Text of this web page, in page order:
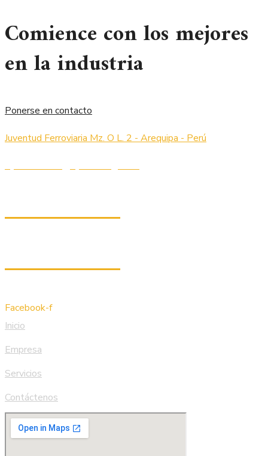
Comience con los mejores
en la industria
Ponerse en contacto
Juventud Ferroviaria Mz. O L. 2 - Arequipa - Perú
983 786 566
997 86 4887
Facebook-f
Inicio
Empresa
Servicios
Contáctenos